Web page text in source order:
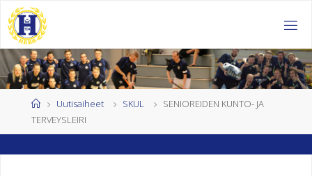
Skip
to
content
EL
SI
N
GI
HomeUutisaiheet SKUL
SENIOREIDEN KUNTO- JA
TERVEYSLEIRI